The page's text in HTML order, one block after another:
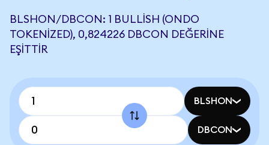
BLSHON/DBCON: 1 BULLISH (ONDO
TOKENIZED), 0,824226 DBCON DEĞERINE
EŞITTIR
BLSHON
DBCON